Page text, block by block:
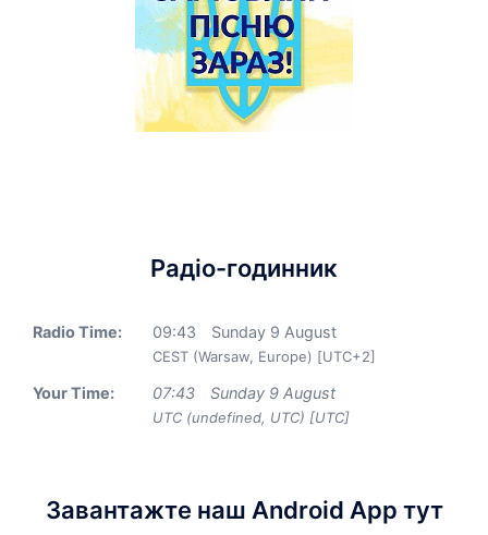
Радіо-годинник
Radio Time: 09:43 Sunday 9 August
CEST (Warsaw, Europe) [UTC+2]
Your Time: 07:43 Sunday 9 August
UTC (undefined, UTC) [UTC]
Завантажте наш Android App тут